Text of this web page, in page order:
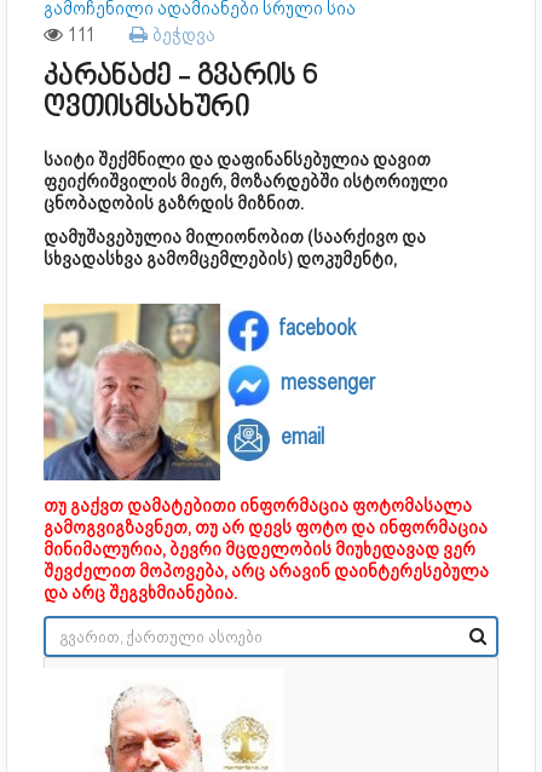
გამოჩენილი ადამიანები სრული სია
111 ბეჭდვა
კარანაძე - გვარის 6
ღვთისმსახური
საიტი შექმნილი და დაფინანსებულია დავით
ფეიქრიშვილის მიერ, მოზარდებში ისტორიული
ცნობადობის გაზრდის მიზნით.
დამუშავებულია მილიონობით (საარქივო და
სხვადასხვა გამომცემლების) დოკუმენტი,
facebook
messenger
email
თუ გაქვთ დამატებითი ინფორმაცია ფოტომასალა
გამოგვიგზავნეთ, თუ არ დევს ფოტო და ინფორმაცია
მინიმალურია, ბევრი მცდელობის მიუხედავად ვერ
შევძელით მოპოვება, არც არავინ დაინტერესებულა
და არც შეგვხმიანებია.